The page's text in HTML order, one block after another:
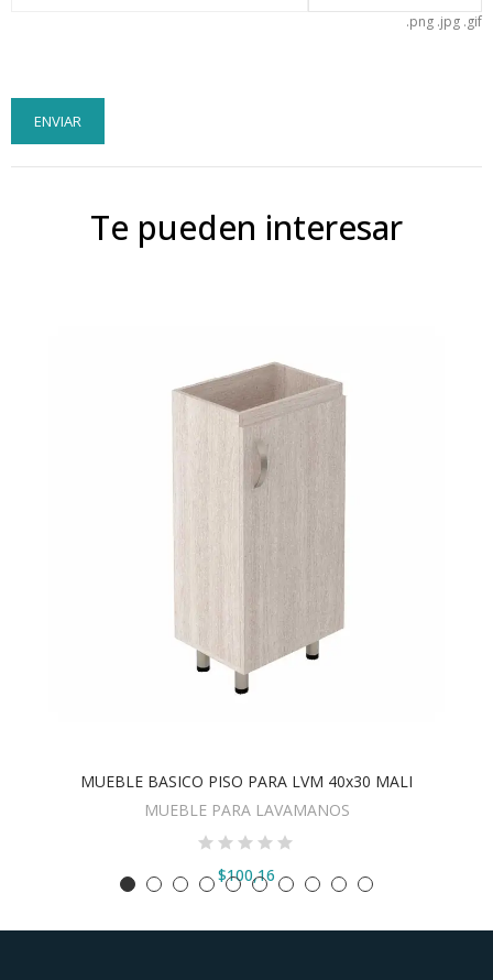
.png .jpg .gif
ENVIAR
Te pueden interesar
VER OPCIONES
MUEBLE BASICO PISO PARA LVM 40x30 MALI
MUEBLE PARA LAVAMANOS
$100,16